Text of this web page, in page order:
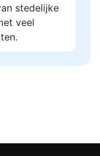
stedelijke
veel